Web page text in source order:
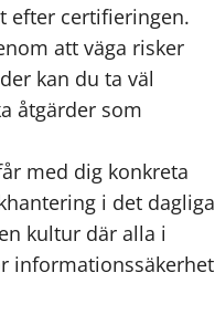
efter certifieringen.
att väga risker
kan du ta väl
åtgärder som
med dig konkreta
i det dagliga
kultur där alla i
informationssäkerhet